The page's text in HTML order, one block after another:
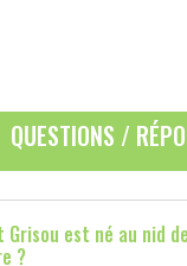
QUESTIONS /
Grisou est né au nid
?